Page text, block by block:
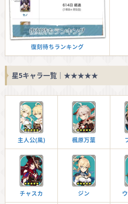
復刻待ちランキング
星5キャラ一覧｜★★★★★
主人公(風) 楓原万葉
チャスカ ジン